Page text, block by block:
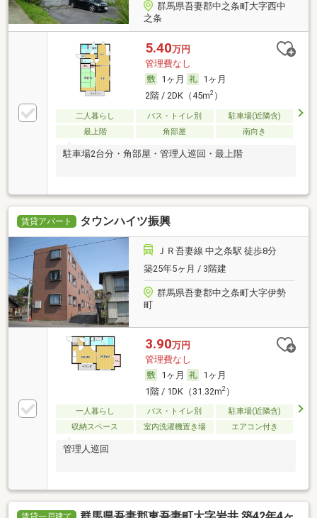
群馬県吾妻郡中之条町大字西中
之条
5.40万円
管理費なし
1ヶ月
1ヶ月
2階 / 2DK（45m2）
二人暮らし バス・トイレ別
駐車場(近隣含)
最上階
角部屋 南向き
駐車場2台分・角部屋・管理人巡回・最上階
賃貸アパート タウンハイツ振興
ＪＲ吾妻線 中之条駅 徒歩8分
築25年5ヶ月 / 3階建
群馬県吾妻郡中之条町大字伊勢
町
3.90万円
管理費なし
1ヶ月
1ヶ月
1階 / 1DK（31.32m2）
一人暮らし バス・トイレ別
駐車場(近隣含)
収納スペース
室内洗濯機置き場 エアコン付き
管理人巡回